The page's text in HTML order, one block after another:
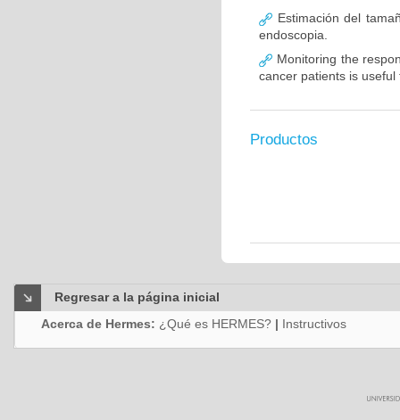
Estimación del
endoscopia.
Monitoring the
cancer patients is
Productos
Regresar a la página inicial
Acerca de Hermes: ¿Qué es HERMES? | Instructivos